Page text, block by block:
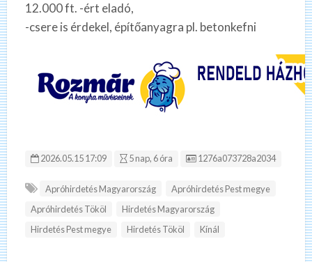
12.000 ft. -ért eladó,
-csere is érdekel, építőanyagra pl. betonkefni
2026.05.15 17:09 5 nap, 6 óra Hirdetés ID:
1276a073728a2034
Apróhirdetés Magyarország
Apróhirdetés Pest megye
Apróhirdetés Tököl
Hirdetés Magyarország
Hirdetés Pest megye
Hirdetés Tököl Kínál